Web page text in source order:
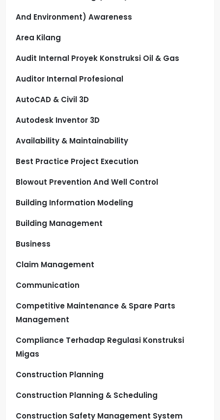
And Environment) Awareness
Area Kilang
Audit Internal Proyek Konstruksi Oil & Gas
Auditor Internal Profesional
AutoCAD & Civil 3D
Autodesk Inventor 3D
Availability & Maintainability
Best Practice Project Execution
Blowout Prevention And Well Control
Building Information Modeling
Building Management
Business
Claim Management
Communication
Competitive Maintenance & Spare Parts
Management
Compliance Terhadap Regulasi Konstruksi
Migas
Construction Planning
Construction Planning & Scheduling
Construction Safety Management System